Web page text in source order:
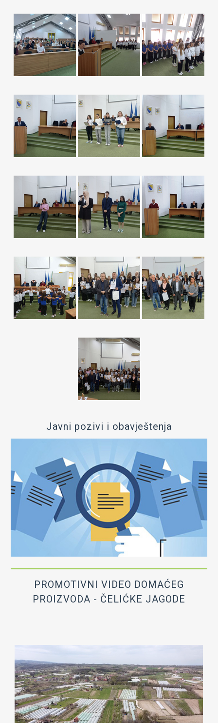
Javni pozivi i obavještenja
PROMOTIVNI VIDEO DOMAĆEG
PROIZVODA - ČELIĆKE JAGODE
Izjava o nepostojanju sukoba interesa
Budžet
Infrastrukturni projekti
Kontakt